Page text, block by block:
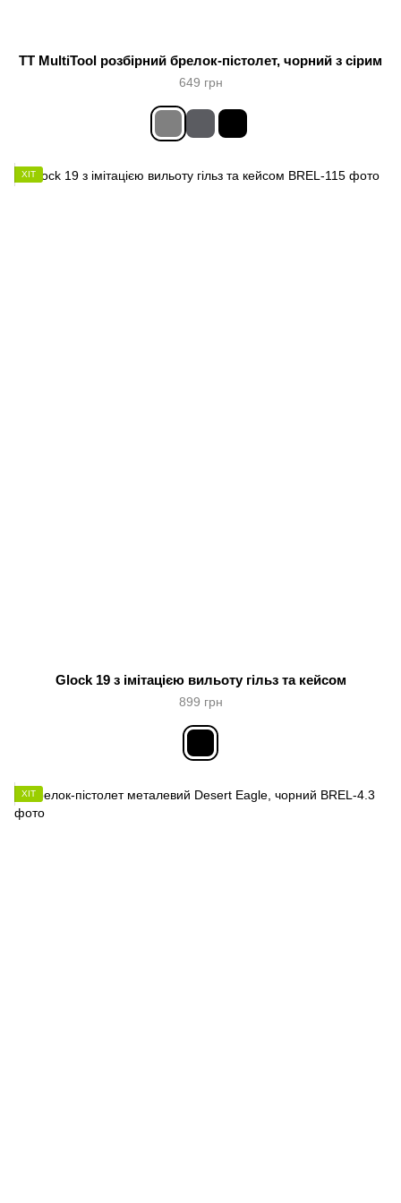
TT MultiTool розбірний брелок-пістолет, чорний з сірим
649 грн
ХІТ
Glock 19 з імітацією вильоту гільз та кейсом
899 грн
ХІТ